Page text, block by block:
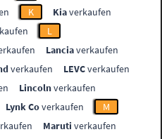
K Kiaverkaufen
L
Lanciaverkaufen
verkaufen LEVCverkaufen
Lincolnverkaufen
Lynk Coverkaufen
M
Maruti verkaufen